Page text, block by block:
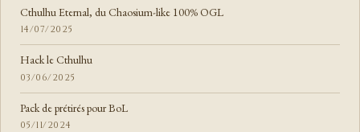
Cthulhu Eternal, du Chaosium-like 100% OGL
14/07/2025
Hack le Cthulhu
03/06/2025
Pack de prétirés pour BoL
05/11/2024